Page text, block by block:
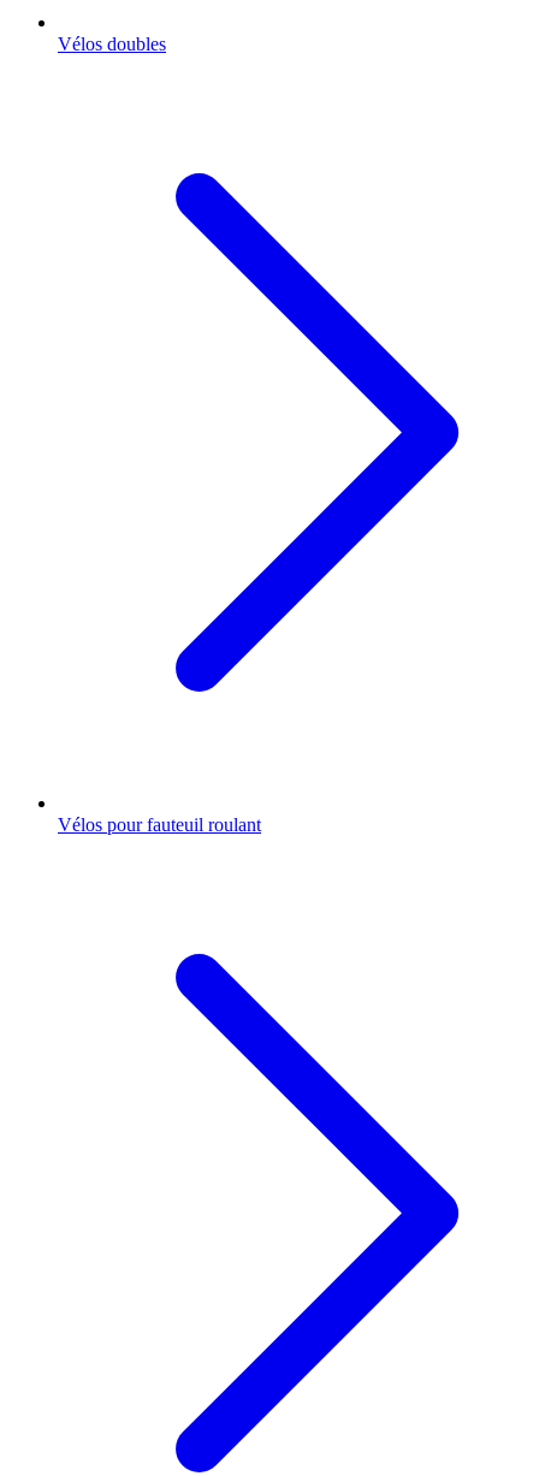
Vélos doubles
Vélos pour fauteuil roulant